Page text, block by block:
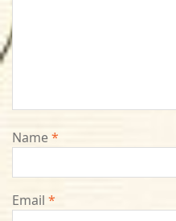
Name*
Email *